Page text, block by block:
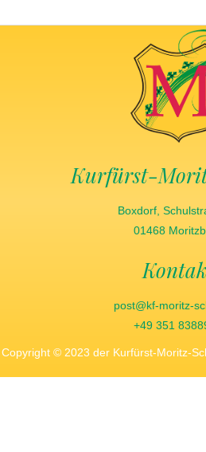
Kurfürst-
Boxdorf,
01468
post@kf-moritz-
+49 351
Copyright © 2023 der Kurfürst-Moritz-